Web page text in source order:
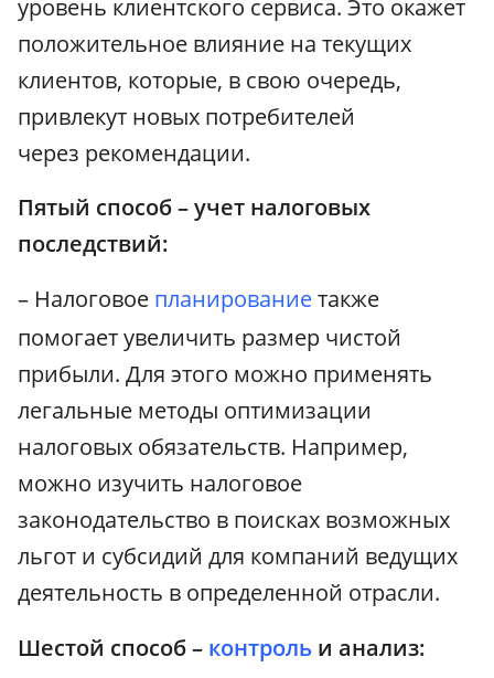
уровень клиентского сервиса. Это окажет
положительное влияние на текущих
клиентов, которые, в свою очередь,
привлекут новых потребителей
через рекомендации.
Пятый способ – учет налоговых
последствий:
– Налоговое планированиетакже
помогает увеличить размер чистой
прибыли. Для этого можно применять
легальные методы оптимизации
налоговых обязательств. Например,
можно изучить налоговое
законодательство в поисках возможных
льгот и субсидий для компаний ведущих
деятельность в определенной отрасли.
Шестой способ – контроль и анализ: